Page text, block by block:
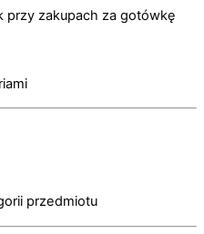
przy zakupach za gotówkę
przedmiotu